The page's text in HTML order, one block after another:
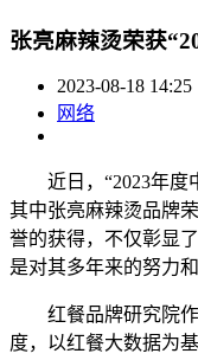
张亮麻辣烫荣获
2023-08-18 14:25
网络
近日，“2023年度中
其中张亮麻辣烫品牌
誉的获得，不仅彰显
是对其多年来的努力
红餐品牌研究院作
度，以红餐大数据为